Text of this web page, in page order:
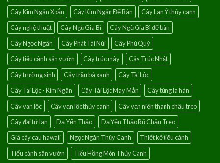
Cây Kim Ngân Xoắn
Cây Kim Ngân Để Bàn
Cây Lan Ý thủy canh
Cây nghệ thuật
Cây Ngũ Gia Bì
Cây Ngũ Gia Bì để bàn
Cây Ngọc Ngân
Cây Phát Tài Núi
Cây Phú Quý
Cây tiểu cảnh sân vườn
Cây trúc mây
Cây Trúc Nhật
Cây trường sinh
Cây trầu bà xanh
Cây Tài Lộc
Cây Tài Lộc - Kim Ngân
Cây Tài Lộc May Mắn
Cây tùng la hán
Cây vạn lộc
Cây vạn lộc thủy canh
Cây vạn niên thanh chậu treo
Cây đại tứ lan
Dạ Yến Thảo
Dạ Yến Thảo Rũ Chậu Treo
Giá cây cau hawaii
Ngọc Ngân Thủy Canh
Thiết kế tiểu cảnh
Tiểu cảnh sân vườn
Tiểu Hồng Môn Thủy Canh